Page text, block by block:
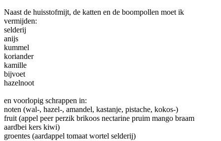
Naast de huisstofmijt, de katten en de boompollen moet ik
vermijden:
selderij
anijs
kummel
koriander
kamille
bijvoet
hazelnoot
en voorlopig schrappen in:
noten (wal-, hazel-, amandel, kastanje, pistache, kokos-)
fruit (appel peer perzik brikoos nectarine pruim mango braam
aardbei kers kiwi)
groentes (aardappel tomaat wortel selderij)